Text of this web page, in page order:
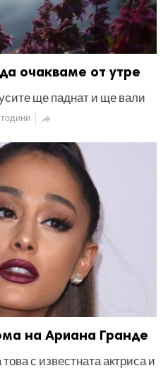
очакваме от утре
ще паднат и ще вали

на Ариана Гранде
с известната актриса и